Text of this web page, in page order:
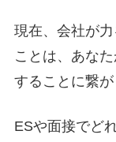
現在、会社が
ことは、あな
することに繋が
ESや面接でど